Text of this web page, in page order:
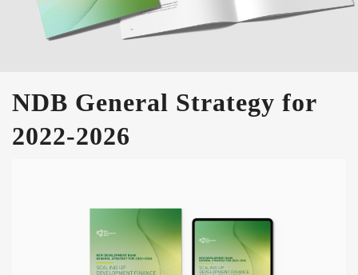
NDB General Strategy for
2022-2026